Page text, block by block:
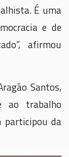
É uma
e de
afirmou
Santos,
ao trabalho
participou da